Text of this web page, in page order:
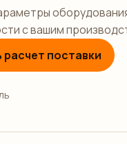
с вашим
расчет поставки